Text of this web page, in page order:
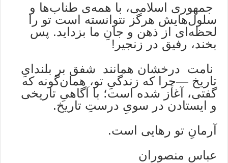
جمهوری اسلامی، با همه‌ی طناب‌ها و
سلول‌هایش هرگز نتوانسته است تو را
لحظه‌ای از ذهن و جانِ ما بزداید. پس
بخند، رفیق در زنجیر!
نامت درخشان همانند شفق بر بلندایِ
تاریخ —چرا که زندگیِ تو، همان‌گونه که
گفتی، آغاز شده است؛ با آگاهیِ تاریخی
و ایستادن در سویِ درستِ تاریخ.
آرمانِ تو رهایی است.
عباس منصوران